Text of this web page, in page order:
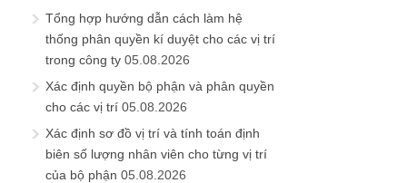
Tổng hợp hướng dẫn cách làm hệ
thống phân quyền kí duyệt cho các vị trí
trong công ty 05.08.2026
Xác định quyền bộ phận và phân quyền
cho các vị trí 05.08.2026
Xác định sơ đồ vị trí và tính toán định
biên số lượng nhân viên cho từng vị trí
của bộ phận 05.08.2026